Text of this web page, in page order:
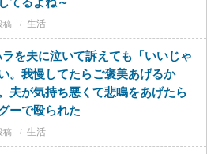
生活
を夫に泣いて訴えても「いいじゃ
。我慢してたらご褒美あげるか
夫が気持ち悪くて悲鳴をあげたら
ーで殴られた
生活